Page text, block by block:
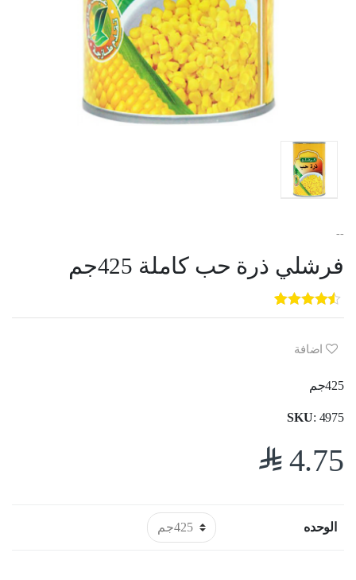
--
فرشلي ذرة حب كاملة 425جم
5
out of
5
3
customer
ratings
اضافة
425جم
SKU: 4975
4.75
$
الوحده